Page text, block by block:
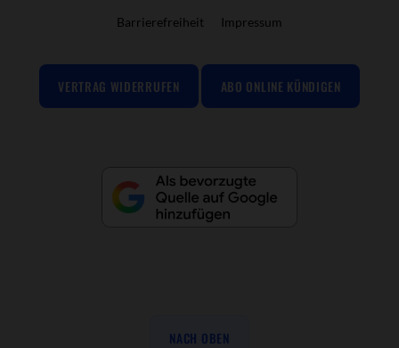
Barrierefreiheit Impressum
VERTRAG WIDERRUFEN ABO ONLINE KÜNDIGEN
NACH OBEN